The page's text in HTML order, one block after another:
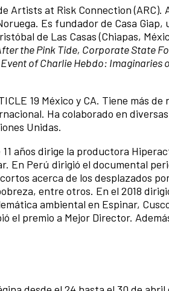
Artists at Risk Connection (ARC).
Es fundador de Casa Giap,
de Las Casas (Chiapas,
the Pink Tide, Corporate State
of Charlie Hebdo: Imaginaries
19 México y CA. Tiene más de
Ha colaborado en diversas
Unidas.
años dirige la productora
En Perú dirigió el documental
acerca de los desplazados
entre otros. En el 2018
ambiental en Espinar,
el premio a Mejor Director.